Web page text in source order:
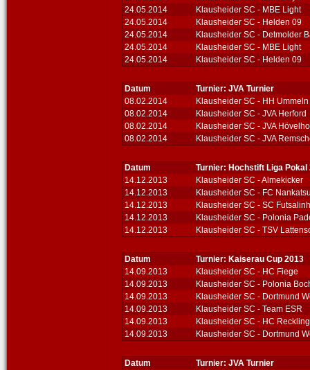
24.05.2014
Klausheider SC - MBE Light
24.05.2014
Klausheider SC - Helden 09
24.05.2014
Klausheider SC - Detmolder
24.05.2014
Klausheider SC - MBE Light
24.05.2014
Klausheider SC - Helden 09
Datum
Turnier: JVA Turnier
08.02.2014
Klausheider SC - HH Ummeln
08.02.2014
Klausheider SC - JVA Herford
08.02.2014
Klausheider SC - JVA
08.02.2014
Klausheider SC - JVA
Datum
Turnier: Hochstift Liga Pokal
14.12.2013
Klausheider SC - Almekicker
14.12.2013
Klausheider SC - FC
14.12.2013
Klausheider SC - SC
14.12.2013
Klausheider SC - Polonia
14.12.2013
Klausheider SC - TSV
Datum
Turnier: Kaiserau Cup 2013
14.09.2013
Klausheider SC - HC Fiege
14.09.2013
Klausheider SC - Polonia
14.09.2013
Klausheider SC - Dortmund
14.09.2013
Klausheider SC - Team ESR
14.09.2013
Klausheider SC - HC
14.09.2013
Klausheider SC - Dortmund
Datum
Turnier: JVA Turnier